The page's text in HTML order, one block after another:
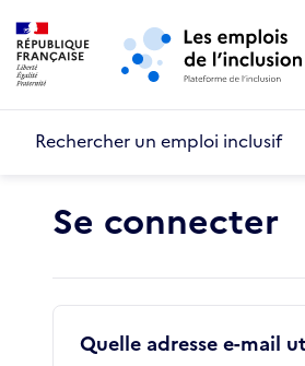
Aller au menu principal
Rechercher un emploi inclusif
Se connecter
Quelle adresse e-mail